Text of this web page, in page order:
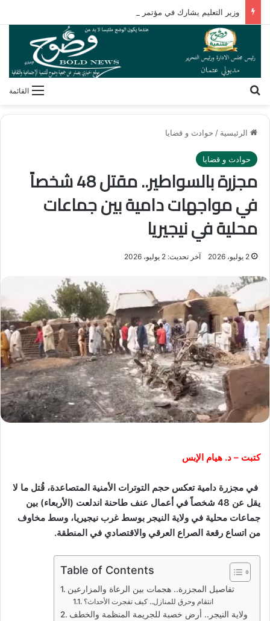
القائمة
الرئيسية / حوادث و قضايا
حوادث و قضايا
مجزرة بالسواطير.. مقتل 48 شخصاً
في مواجهات دامية بين جماعات
محلية في نيجيريا
2 يوليو، 2026 آخر تحديث: 2 يوليو، 2026
كتبت – د. هيام الإبس
في مجزرة دامية تعكس حجم التوترات الأمنية المتصاعدة، قُتل ما لا
يقل عن 48 شخصاً في أعمال عنف طاحنة اندلعت (الأربعاء) بين
جماعات محلية في ولاية النيجر بوسط غرب نيجيريا، وسط مخاوف
من اتساع رقعة الصراع العرقي والاقتصادي في المنطقة.
Table of Contents
تفاصيل المجزرة.. هجمات بين الرعاة والمزارعين
انتقام وحرق للمنازل.. كيف تفجرت الأحداث؟
ولاية النيجر.. أرض خصبة للجريمة المنظمة والخطف